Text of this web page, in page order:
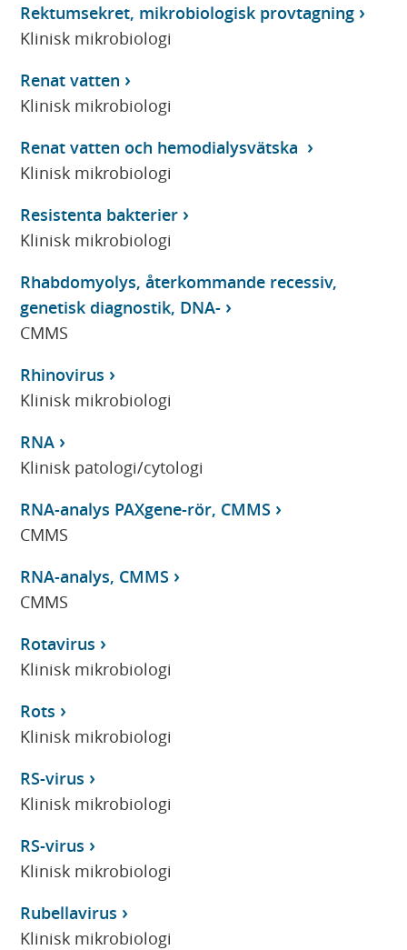
Rektumsekret, mikrobiologisk provtagning
Klinisk mikrobiologi
Renat vatten
Klinisk mikrobiologi
Renat vatten och hemodialysvätska
Klinisk mikrobiologi
Resistenta bakterier
Klinisk mikrobiologi
Rhabdomyolys, återkommande recessiv,
genetisk diagnostik, DNA-
CMMS
Rhinovirus
Klinisk mikrobiologi
RNA
Klinisk patologi/cytologi
RNA-analys PAXgene-rör, CMMS
CMMS
RNA-analys, CMMS
CMMS
Rotavirus
Klinisk mikrobiologi
Rots
Klinisk mikrobiologi
RS-virus
Klinisk mikrobiologi
RS-virus
Klinisk mikrobiologi
Rubellavirus
Klinisk mikrobiologi